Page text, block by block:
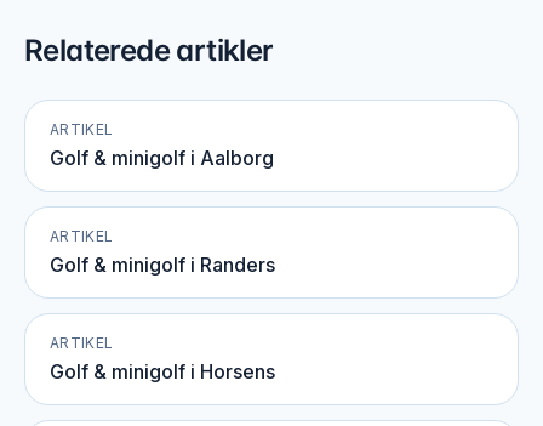
Relaterede artikler
ARTIKEL
Golf & minigolf i Aalborg
ARTIKEL
Golf & minigolf i Randers
ARTIKEL
Golf & minigolf i Horsens